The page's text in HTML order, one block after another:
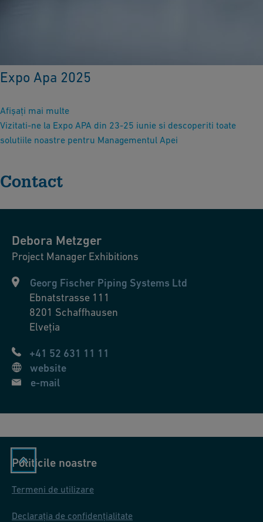
Expo Apa 2025
Afișați mai multe
Vizitati-ne la Expo APA din 23-25 iunie si descoperiti toate
solutiile noastre pentru Managementul Apei
Contact
Debora Metzger
Project Manager Exhibitions
Georg Fischer Piping Systems Ltd
Ebnatstrasse 111
8201 Schaffhausen
Elveția
+41 52 631 11 11
website
e-mail
Politicile noastre
Termeni de utilizare
Declarația de confidențialitate